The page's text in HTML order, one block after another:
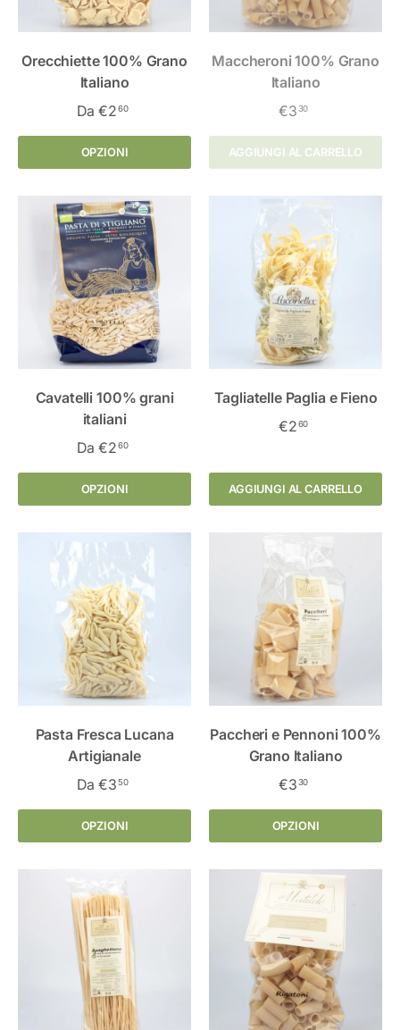
Orecchiette 100% Grano
Italiano
Da €260
OPZIONI
Maccheroni 100% Grano
Italiano
€330
AGGIUNGI AL CARRELLO
Cavatelli 100% grani
italiani
Da €260
OPZIONI
Tagliatelle Paglia e Fieno
€260
AGGIUNGI AL CARRELLO
Pasta Fresca Lucana
Artigianale
Da €350
OPZIONI
Paccheri e Pennoni 100%
Grano Italiano
€330
OPZIONI